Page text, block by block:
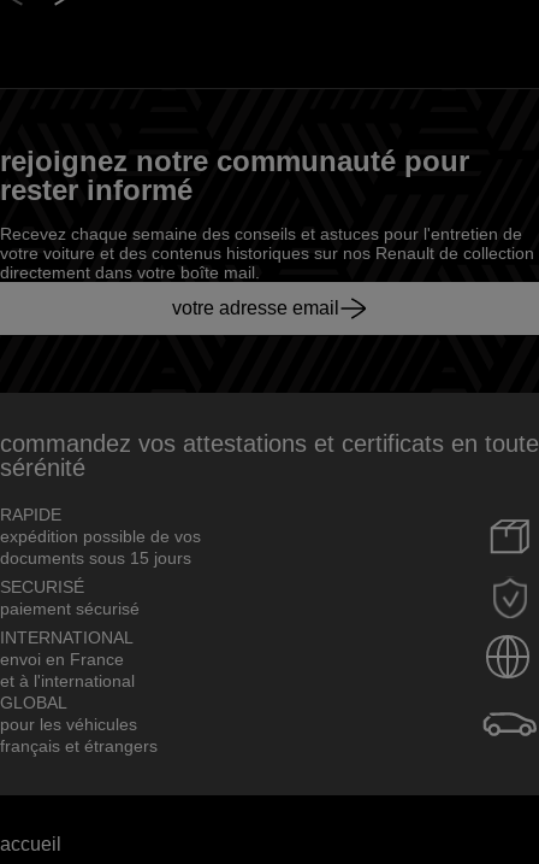
rejoignez notre communauté pour
rester informé
Recevez chaque semaine des conseils et astuces pour l'entretien de
votre voiture et des contenus historiques sur nos Renault de collection
directement dans votre boîte mail.
votre adresse email
commandez vos attestations et certificats en toute
sérénité
RAPIDE
expédition possible de vos
documents sous 15 jours
SECURISÉ
paiement sécurisé
INTERNATIONAL
envoi en France
et à l'international
GLOBAL
pour les véhicules
français et étrangers
accueil